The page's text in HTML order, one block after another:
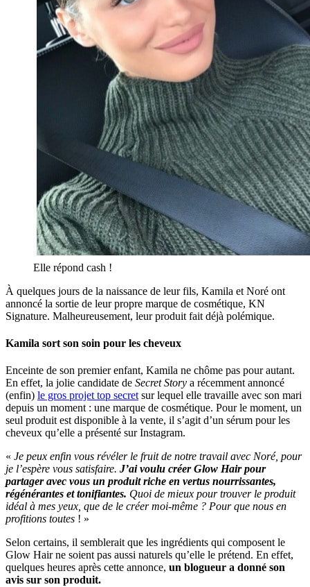
Elle répond cash !
À quelques jours de la naissance de leur fils, Kamila et Noré ont
annoncé la sortie de leur propre marque de cosmétique, KN
Signature. Malheureusement, leur produit fait déjà polémique.
Kamila sort son soin pour les cheveux
Enceinte de son premier enfant, Kamila ne chôme pas pour autant.
En effet, la jolie candidate de Secret Story a récemment annoncé
(enfin) le gros projet top secret sur lequel elle travaille avec son mari
depuis un moment : une marque de cosmétique. Pour le moment, un
seul produit est disponible à la vente, il s’agit d’un sérum pour les
cheveux qu’elle a présenté sur Instagram.
« Je peux enfin vous révéler le fruit de notre travail avec Noré, pour
je l’espère vous satisfaire. J’ai voulu créer Glow Hair pour
partager avec vous un produit riche en vertus nourrissantes,
régénérantes et tonifiantes. Quoi de mieux pour trouver le produit
idéal à mes yeux, que de le créer moi-même ? Pour que nous en
profitions toutes ! »
Selon certains, il semblerait que les ingrédients qui composent le
Glow Hair ne soient pas aussi naturels qu’elle le prétend. En effet,
quelques heures après cette annonce, un blogueur a donné son
avis sur son produit.